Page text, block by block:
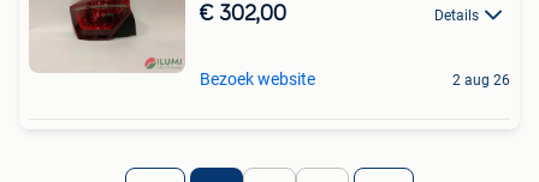
€ 302,00 Details
Bezoek website 2 aug 26